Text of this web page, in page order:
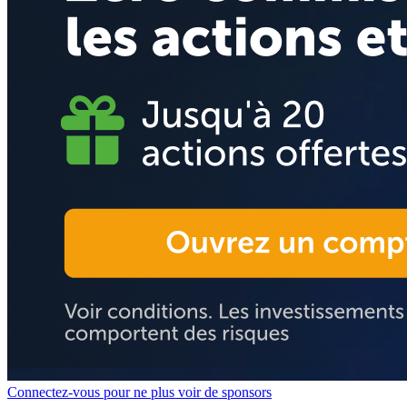
Connectez-vous pour ne plus voir de sponsors